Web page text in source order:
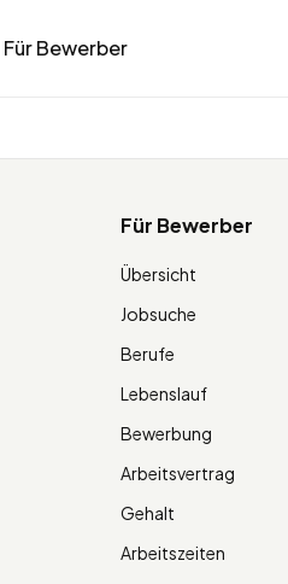
Für Bewerber
Für Bewerber
Übersicht
Jobsuche
Berufe
Lebenslauf
Bewerbung
Arbeitsvertrag
Gehalt
Arbeitszeiten